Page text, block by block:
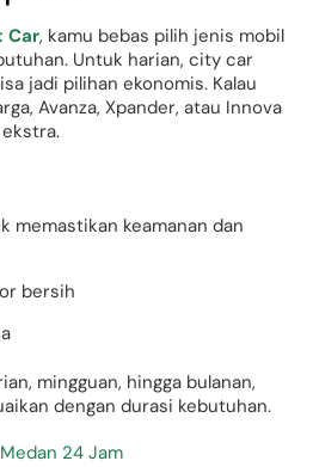
Car, kamu bebas pilih jenis mobil
Untuk harian, city car
jadi pilihan ekonomis. Kalau
Avanza, Xpander, atau Innova
memastikan keamanan dan
bersih
mingguan, hingga bulanan,
dengan durasi kebutuhan.
24 Jam